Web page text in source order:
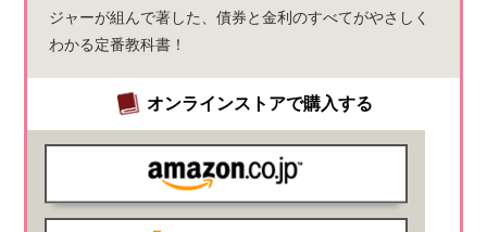
ジャーが組んで著した、債券と金利のすべてがやさしく
わかる定番教科書！
オンラインストアで購入する